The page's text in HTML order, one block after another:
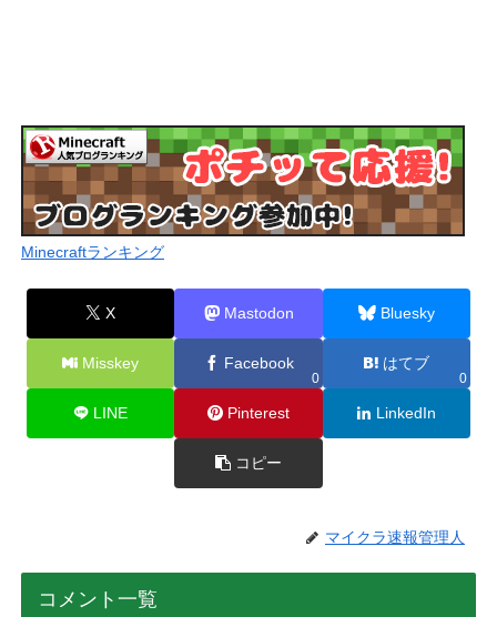
Minecraftランキング
X Mastodon Bluesky
Misskey Facebook
0
はてブ
0
LINE Pinterest LinkedIn
コピー
マイクラ速報管理人
コメント一覧